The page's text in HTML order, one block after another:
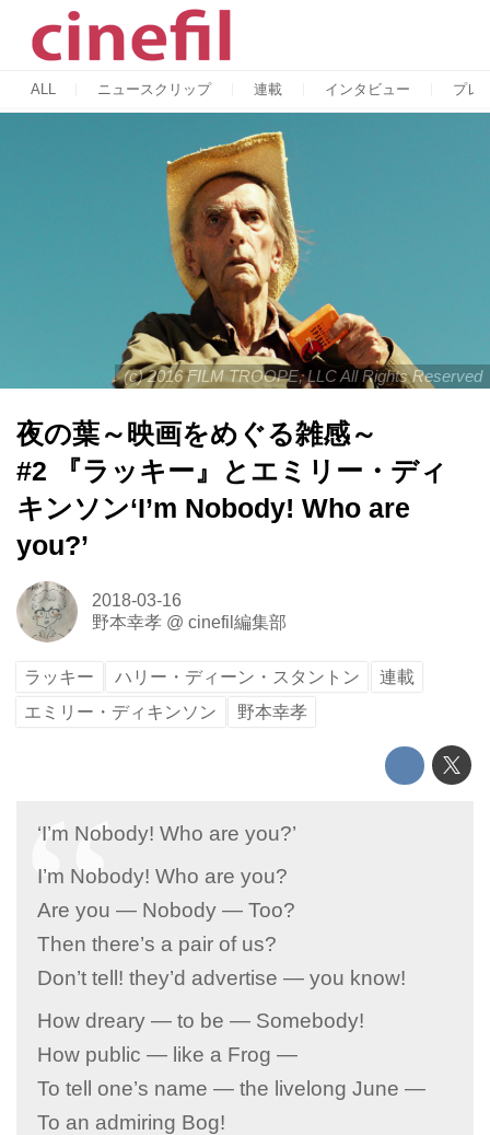
ALL ニュースクリップ 連載 インタビュー プレ
(c) 2016 FILM TROOPE, LLC All Rights Reserved
夜の葉～映画をめぐる雑感～
#2 『ラッキー』とエミリー・ディ
キンソン‘I’m Nobody! Who are
you?’
2018-03-16
野本幸孝@ cinefil編集部
ラッキー ハリー・ディーン・スタントン
連載
エミリー・ディキンソン
野本幸孝
‘I’m Nobody! Who are you?’
I’m Nobody! Who are you?
Are you ― Nobody ― Too?
Then there’s a pair of us?
Don’t tell! they’d advertise ― you know!
How dreary ― to be ― Somebody!
How public ― like a Frog ―
To tell one’s name ― the livelong June ―
To an admiring Bog!